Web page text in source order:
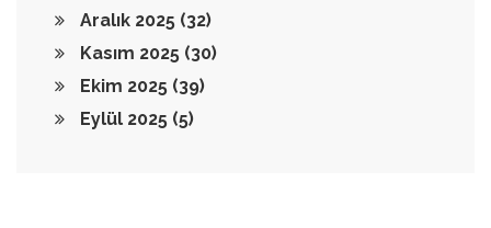
Aralık 2025 (32)
Kasım 2025 (30)
Ekim 2025 (39)
Eylül 2025 (5)